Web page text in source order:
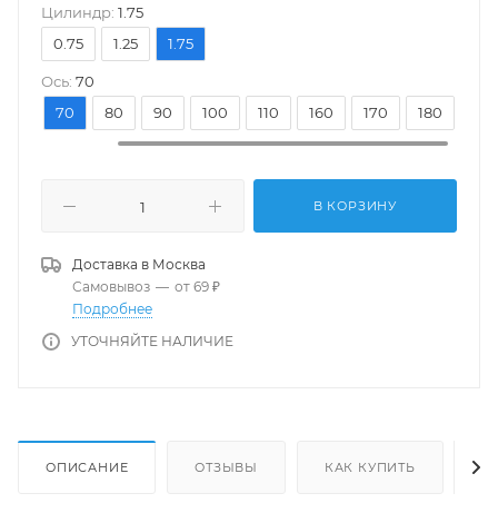
Цилиндр: 1.75
0.75
1.25 1.75
Ось: 70
70 80 90 100 110 160 170 180
В КОРЗИНУ
Доставка в Москва
Самовывоз — от 69 ₽
Подробнее
УТОЧНЯЙТЕ НАЛИЧИЕ
ОПИСАНИЕ ОТЗЫВЫ КАК КУПИТЬ